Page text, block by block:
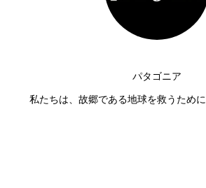
パタゴニア
私たちは、故郷である地球を救うために